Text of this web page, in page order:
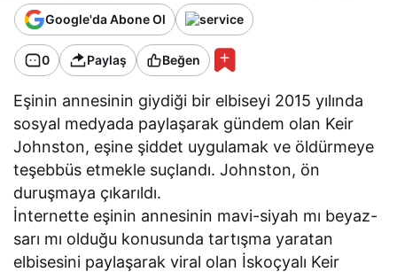
Google'da Abone Ol
0 Paylaş Beğen
Eşinin annesinin giydiği bir elbiseyi 2015 yılında
sosyal medyada paylaşarak gündem olan Keir
Johnston, eşine şiddet uygulamak ve öldürmeye
teşebbüs etmekle suçlandı. Johnston, ön
duruşmaya çıkarıldı.
İnternette eşinin annesinin mavi-siyah mı beyaz-
sarı mı olduğu konusunda tartışma yaratan
elbisesini paylaşarak viral olan İskoçyalı Keir